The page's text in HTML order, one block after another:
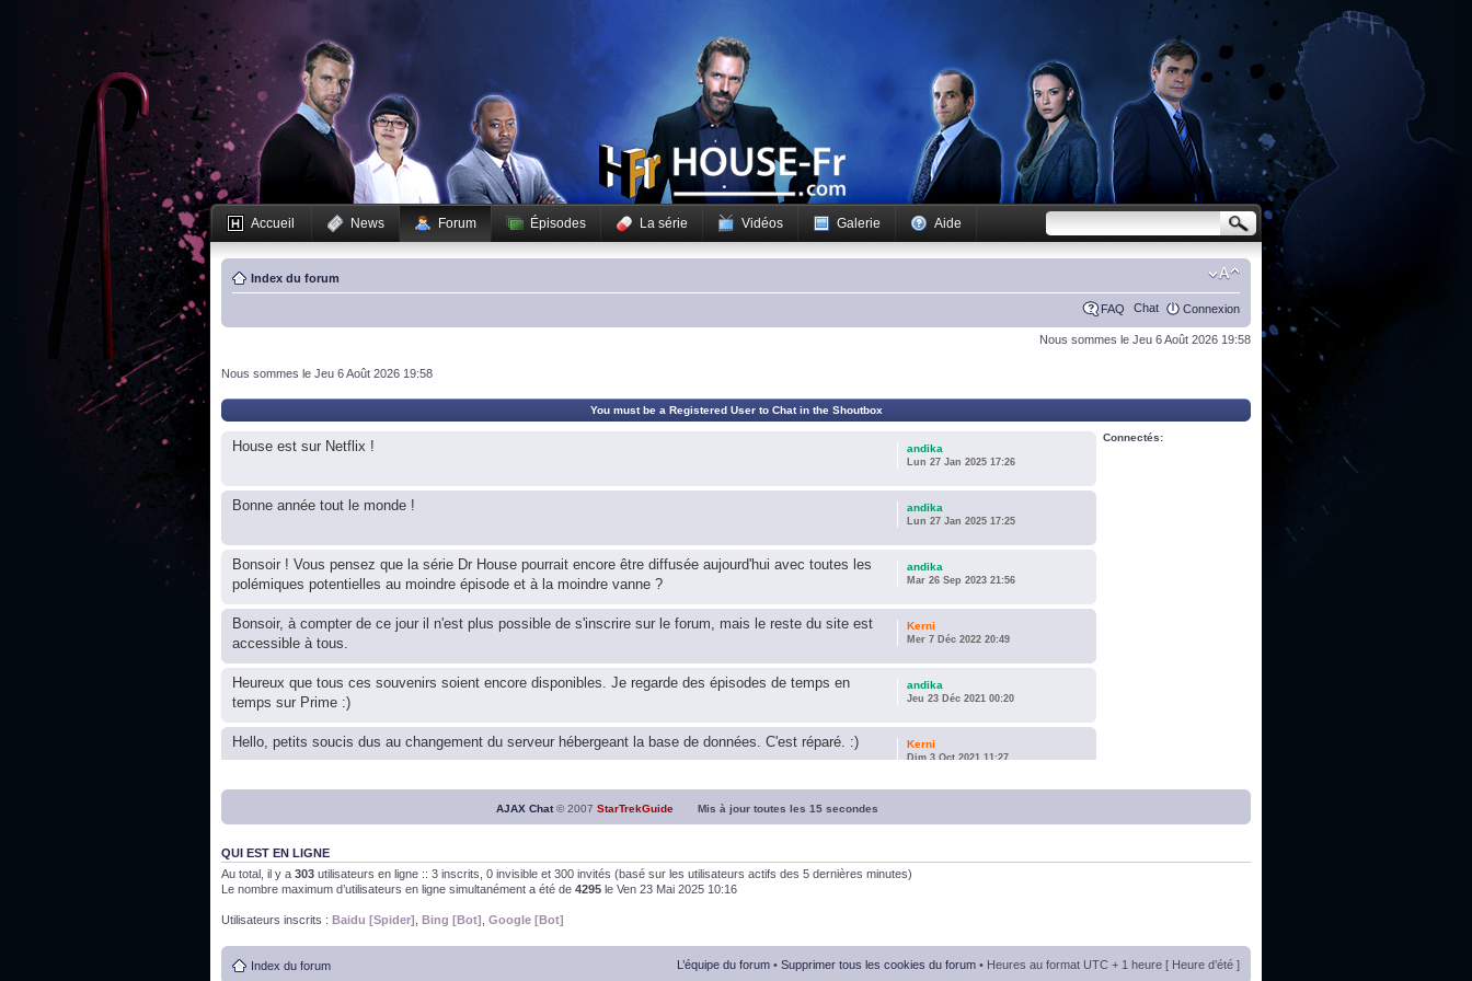
Accueil News Forum Épisodes La série Vidéos Galerie Aide
Index du forum
FAQ Chat Connexion
Nous sommes le Jeu 6 Août 2026 19:58
Nous sommes le Jeu 6 Août 2026 19:58
You must be a Registered User to Chat in the Shoutbox
House est sur Netflix ! andika
Lun 27 Jan 2025 17:26
Bonne année tout le monde ! andika
Lun 27 Jan 2025 17:25
Bonsoir ! Vous pensez que la série Dr House pourrait encore être diffusée aujourd'hui avec toutes les
polémiques potentielles au moindre épisode et à la moindre vanne ?
andika
Mar 26 Sep 2023 21:56
Bonsoir, à compter de ce jour il n'est plus possible de s'inscrire sur le forum, mais le reste du site est
accessible à tous.
Kerni
Mer 7 Déc 2022 20:49
Heureux que tous ces souvenirs soient encore disponibles. Je regarde des épisodes de temps en
temps sur Prime :)
andika
Jeu 23 Déc 2021 00:20
Hello, petits soucis dus au changement du serveur hébergeant la base de données. C'est réparé. :) Kerni
Dim 3 Oct 2021 11:27
Bon, 2020, ça n'a pas trop marché. JE vous souhaite une année 2021 plus belle que 2020 !
J'ai l'impression que nous n'avons pas fait les survivor des épisodes issus des saisons 6; 7 et 8 ! andika
Dim 26 Avr 2020 14:19
Bonne année 2020 !
Connectés:
AJAX Chat© 2007 StarTrekGuide Mis à jour toutes les 15 secondes
QUI EST EN LIGNE
Au total, il y a 303 utilisateurs en ligne :: 3 inscrits, 0 invisible et 300 invités (basé sur les utilisateurs actifs des 5 dernières minutes)
Le nombre maximum d’utilisateurs en ligne simultanément a été de 4295 le Ven 23 Mai 2025 10:16
Utilisateurs inscrits : Baidu [Spider] Bing [Bot] Google [Bot]
Index du forum L’équipe du forum • Supprimer tous les cookies du forum • Heures au format UTC + 1 heure [ Heure d’été ]